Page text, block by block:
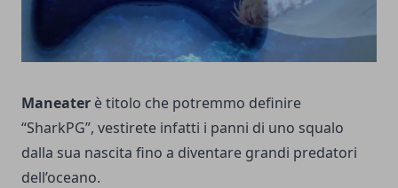
Maneater è titolo che potremmo definire
“SharkPG”, vestirete infatti i panni di uno squalo
dalla sua nascita fino a diventare grandi predatori
dell’oceano.